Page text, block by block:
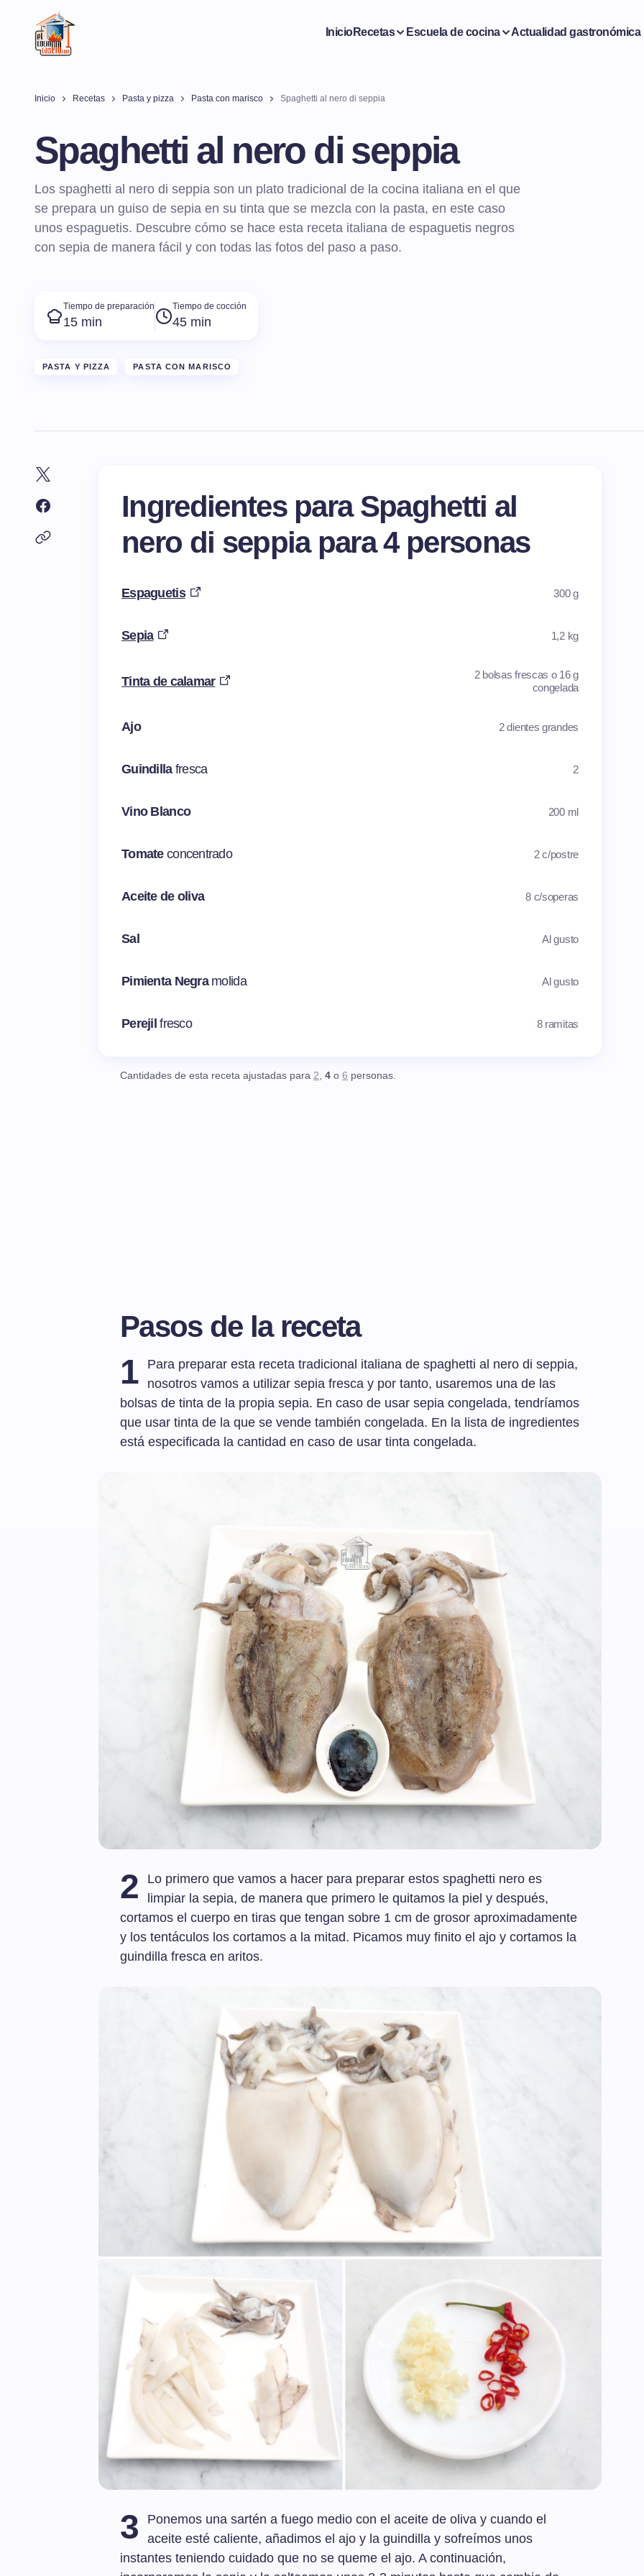
InicioRecetas Escuela de cocina Actualidad gastronómica
Inicio Recetas Pasta y pizza Pasta con marisco Spaghetti al nero di seppia
Spaghetti al nero di seppia
Los spaghetti al nero di seppia son un plato tradicional de la cocina italiana en el que
se prepara un guiso de sepia en su tinta que se mezcla con la pasta, en este caso
unos espaguetis. Descubre cómo se hace esta receta italiana de espaguetis negros
con sepia de manera fácil y con todas las fotos del paso a paso.
Tiempo de preparación
15 min
Tiempo de cocción
45 min
PASTA Y PIZZA PASTA CON MARISCO
Ingredientes para Spaghetti al
nero di seppia para 4 personas
Espaguetis 300 g
Sepia 1,2 kg
Tinta de calamar
2 bolsas frescas o 16 g
congelada
Ajo 2 dientes grandes
Guindilla fresca 2
Vino Blanco 200 ml
Tomate concentrado 2 c/postre
Aceite de oliva 8 c/soperas
Sal Al gusto
Pimienta Negra molida Al gusto
Perejilfresco 8 ramitas
Cantidades de esta receta ajustadas para 2, 4 o 6 personas.
Pasos de la receta
1
Para preparar esta receta tradicional italiana de spaghetti al nero di seppia,
nosotros vamos a utilizar sepia fresca y por tanto, usaremos una de las
bolsas de tinta de la propia sepia. En caso de usar sepia congelada, tendríamos
que usar tinta de la que se vende también congelada. En la lista de ingredientes
está especificada la cantidad en caso de usar tinta congelada.
2
Lo primero que vamos a hacer para preparar estos spaghetti nero es
limpiar la sepia, de manera que primero le quitamos la piel y después,
cortamos el cuerpo en tiras que tengan sobre 1 cm de grosor aproximadamente
y los tentáculos los cortamos a la mitad. Picamos muy finito el ajo y cortamos la
guindilla fresca en aritos.
3
Ponemos una sartén a fuego medio con el aceite de oliva y cuando el
aceite esté caliente, añadimos el ajo y la guindilla y sofreímos unos
instantes teniendo cuidado que no se queme el ajo. A continuación,